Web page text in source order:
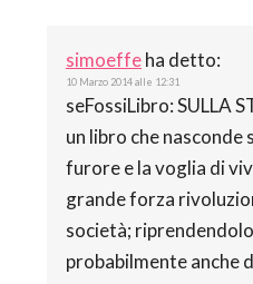
simoeffeha detto:
10 Marzo 2014 alle 12:31
seFossiLibro: SULLA
un libro che
furore e la voglia di
grande forza
società;
probabilmente anche